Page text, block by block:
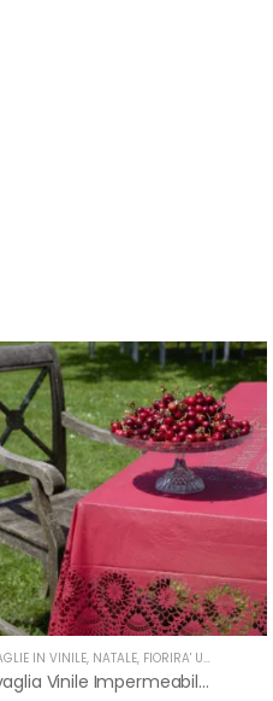
IN VINILE, NATALE, FIORIRA' UN GIARDINO
Tovaglia Vinile Impermeabile Pizzo Rosso Di Fiorirà Un Giardino